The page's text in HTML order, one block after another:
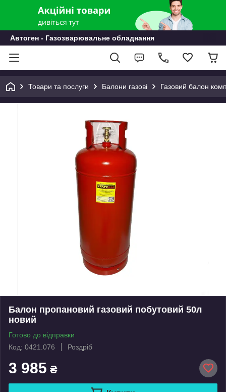
Автоген - Газозварювальне обладнання
Товари та послуги Балони газові Газовий балон
Балон пропановий газовий побутовий 50л
новий
Готово до відправки
Код: 0421.076
Роздріб
3 985 ₴